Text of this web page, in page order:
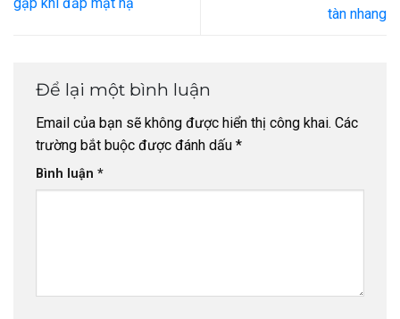
tàn nhang
Để lại một bình luận
Email của bạn sẽ không được hiển thị công khai. Các
trường bắt buộc được đánh dấu *
Bình luận *